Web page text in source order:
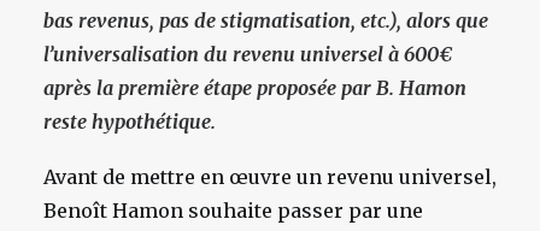
bas revenus, pas de stigmatisation, etc.), alors que
l’universalisation du revenu universel à 600€
après la première étape proposée par B. Hamon
reste hypothétique.
Avant de mettre en œuvre un revenu universel,
Benoît Hamon souhaite passer par une